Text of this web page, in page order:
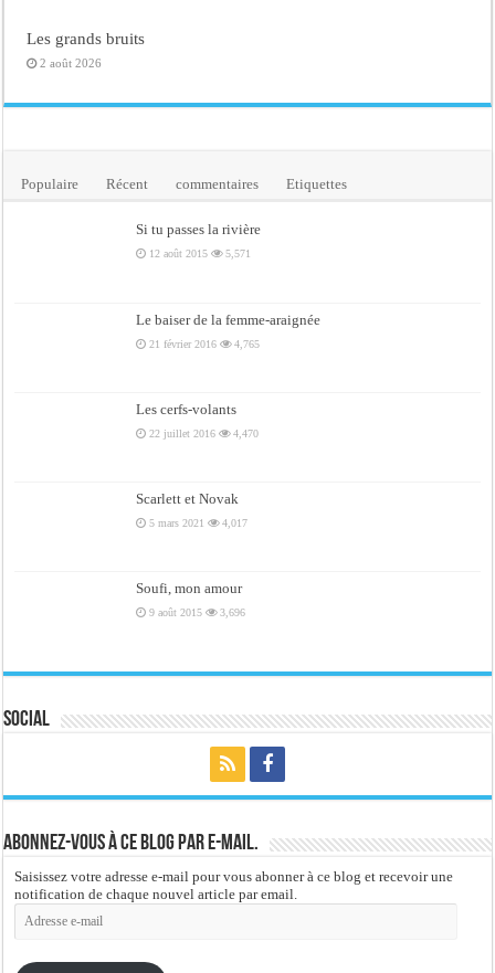
Les grands bruits
2 août 2026
Populaire Récent commentaires Etiquettes
Si tu passes la rivière
12 août 2015 5,571
Le baiser de la femme-araignée
21 février 2016 4,765
Les cerfs-volants
22 juillet 2016 4,470
Scarlett et Novak
5 mars 2021 4,017
Soufi, mon amour
9 août 2015 3,696
Social
Abonnez-vous à ce blog par e-mail.
Saisissez votre adresse e-mail pour vous abonner à ce blog et recevoir une
notification de chaque nouvel article par email.
Adresse
e-